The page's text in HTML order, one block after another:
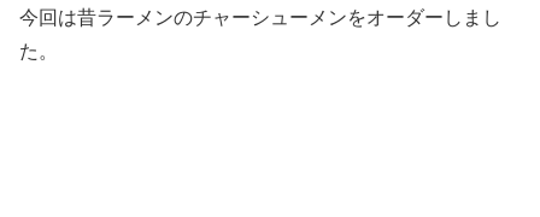
今回は昔ラーメンのチャーシューメンをオーダーしまし
た。